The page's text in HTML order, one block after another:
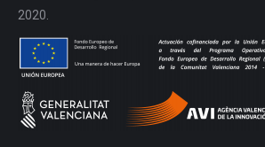
2020.